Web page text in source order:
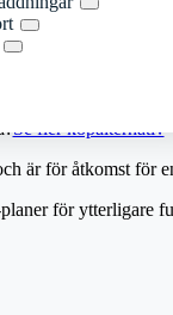
Se fler köpalternativ
är för åtkomst för
för ytterligare